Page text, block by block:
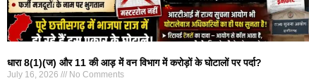
धारा 8(1)(ज) और 11 की आड़ में वन विभाग में करोड़ों के घोटालों पर पर्दा?
July 16, 2026 No Comments